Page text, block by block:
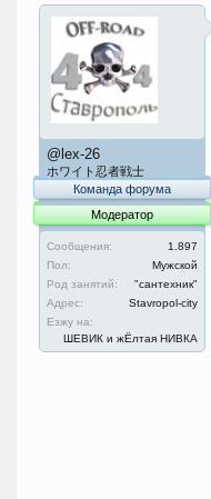
@lex-26
ホワイト忍者戦士
Команда форума
Модератор
Сообщения:
1.897
Пол:
Мужской
Род занятий:
"сантехник"
Адрес:
Stavropol-city
Езжу на:
ШЕВИК и жЁлтая НИВКА